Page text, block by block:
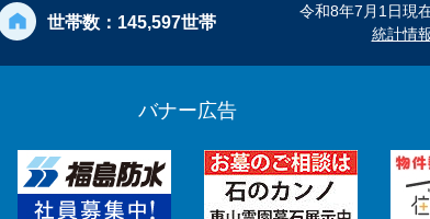
世帯数： 145,597世帯
令和8年7月1日現
統計情
バナー広告